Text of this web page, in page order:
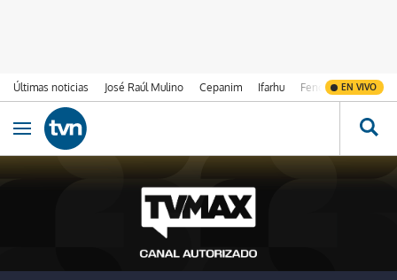
Últimas noticias José Raúl Mulino Cepanim Ifarhu Fenómeno de El
EN VIVO
Ir al contenido
Obrir navegació